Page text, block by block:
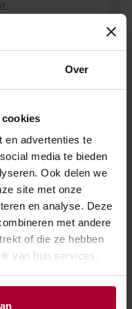
Over
en advertenties te
media te bieden
Ook delen we
site met onze
en analyse. Deze
met andere
of die ze hebben
van hun services.
Berticot